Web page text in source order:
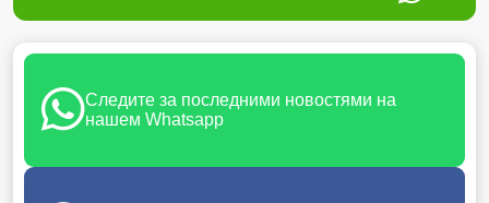
Следите за последними новостями на
нашем Whatsapp